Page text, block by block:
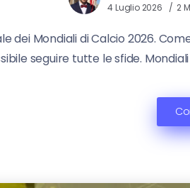
4 Luglio 2026 2
dei Mondiali di Calcio 2026.
seguire tutte le sfide.